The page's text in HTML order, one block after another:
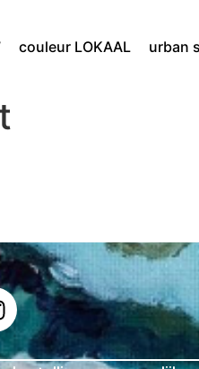
couleur LOKAAL urban